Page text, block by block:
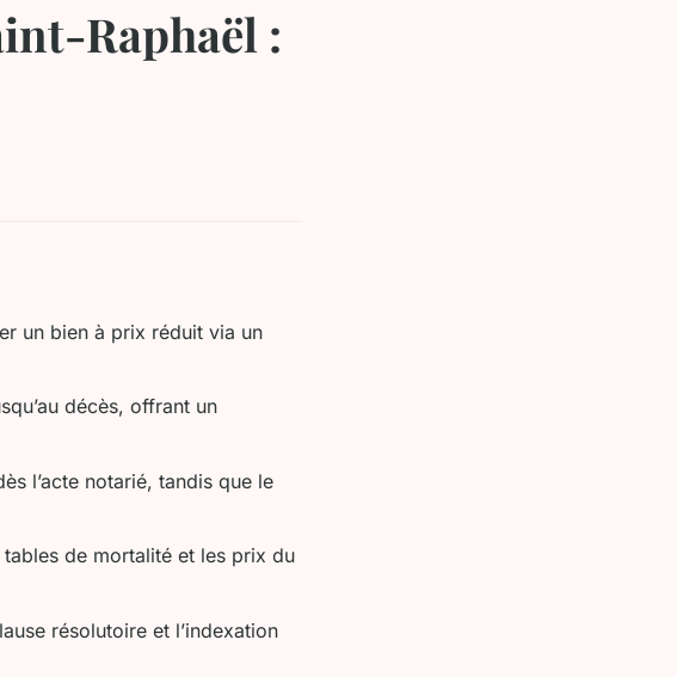
Raphaël :
un bien à prix réduit via un
décès, offrant un
l’acte notarié, tandis que le
tables de mortalité et les prix du
résolutoire et l’indexation